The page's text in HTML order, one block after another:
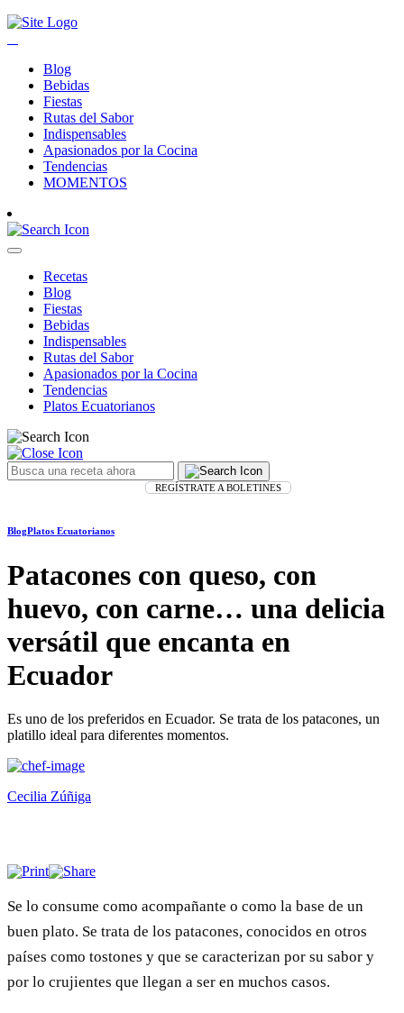
Blog
Bebidas
Fiestas
Rutas del Sabor
Indispensables
Apasionados por la Cocina
Tendencias
MOMENTOS
Recetas
Blog
Fiestas
Bebidas
Indispensables
Rutas del Sabor
Apasionados por la Cocina
Tendencias
Platos Ecuatorianos
REGÍSTRATE A BOLETINES
BlogPlatos Ecuatorianos
Patacones con queso, con
huevo, con carne… una delicia
versátil que encanta en
Ecuador
Es uno de los preferidos en Ecuador. Se trata de los patacones, un
platillo ideal para diferentes momentos.
Cecilia Zúñiga
Se lo consume como acompañante o como la base de un
buen plato. Se trata de los patacones, conocidos en otros
países como tostones y que se caracterizan por su sabor y
por lo crujientes que llegan a ser en muchos casos.